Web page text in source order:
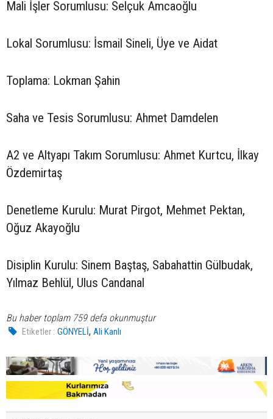
Mali İşler Sorumlusu: Selçuk Amcaoğlu
Lokal Sorumlusu: İsmail Sineli, Üye ve Aidat
Toplama: Lokman Şahin
Saha ve Tesis Sorumlusu: Ahmet Damdelen
A2 ve Altyapı Takım Sorumlusu: Ahmet Kurtcu, İlkay
Özdemirtaş
Denetleme Kurulu: Murat Pirgot, Mehmet Pektan,
Oğuz Akayoğlu
Disiplin Kurulu: Sinem Baştaş, Sabahattin Gülbudak,
Yılmaz Behlül, Ulus Candanal
Bu haber toplam 759 defa okunmuştur
Etiketler : GÖNYELİ,Ali Kanlı